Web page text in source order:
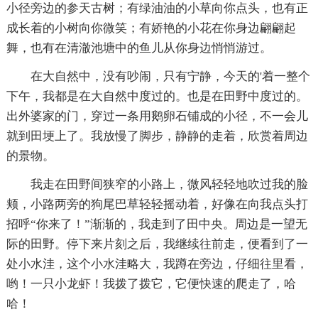
小径旁边的参天古树；有绿油油的小草向你点头，也有正
成长着的小树向你微笑；有娇艳的小花在你身边翩翩起
舞，也有在清澈池塘中的鱼儿从你身边悄悄游过。
在大自然中，没有吵闹，只有宁静，今天的'着一整个
下午，我都是在大自然中度过的。也是在田野中度过的。
出外婆家的门，穿过一条用鹅卵石铺成的小径，不一会儿
就到田埂上了。我放慢了脚步，静静的走着，欣赏着周边
的景物。
我走在田野间狭窄的小路上，微风轻轻地吹过我的脸
颊，小路两旁的狗尾巴草轻轻摇动着，好像在向我点头打
招呼“你来了！”渐渐的，我走到了田中央。周边是一望无
际的田野。停下来片刻之后，我继续往前走，便看到了一
处小水洼，这个小水洼略大，我蹲在旁边，仔细往里看，
哟！一只小龙虾！我拨了拨它，它便快速的爬走了，哈
哈！